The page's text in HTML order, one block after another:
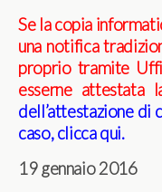
Se la copia
una notifica
proprio tramite
esserne attestata
dell’attestazione di
caso, clicca qui.
19 gennaio 2016